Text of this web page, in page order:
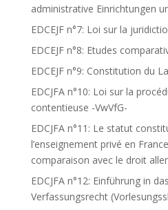
administrative Einrichtungen
EDCEJF n°7: Loi sur la
EDCEJF n°8: Etudes
EDCEJF n°9: Constitution du
EDCJFA n°10: Loi sur la
contentieuse -VwVfG-
EDCJFA n°11: Le statut
l’enseignement privé en
comparaison avec le droit
EDCJFA n°12: Einführung in
Verfassungsrecht